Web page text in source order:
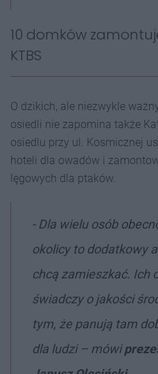
10 domków
KTBS
O dzikich, ale niezwykle
osiedli nie zapomina także
osiedlu przy ul. Kosmicznej
hoteli dla owadów i
lęgowych dla ptaków.
- Dla wielu osób
okolicy to dodatkowy
chcą zamieszkać. Ich
świadczy o jakości
tym, że panują tam
dla ludzi– mówi